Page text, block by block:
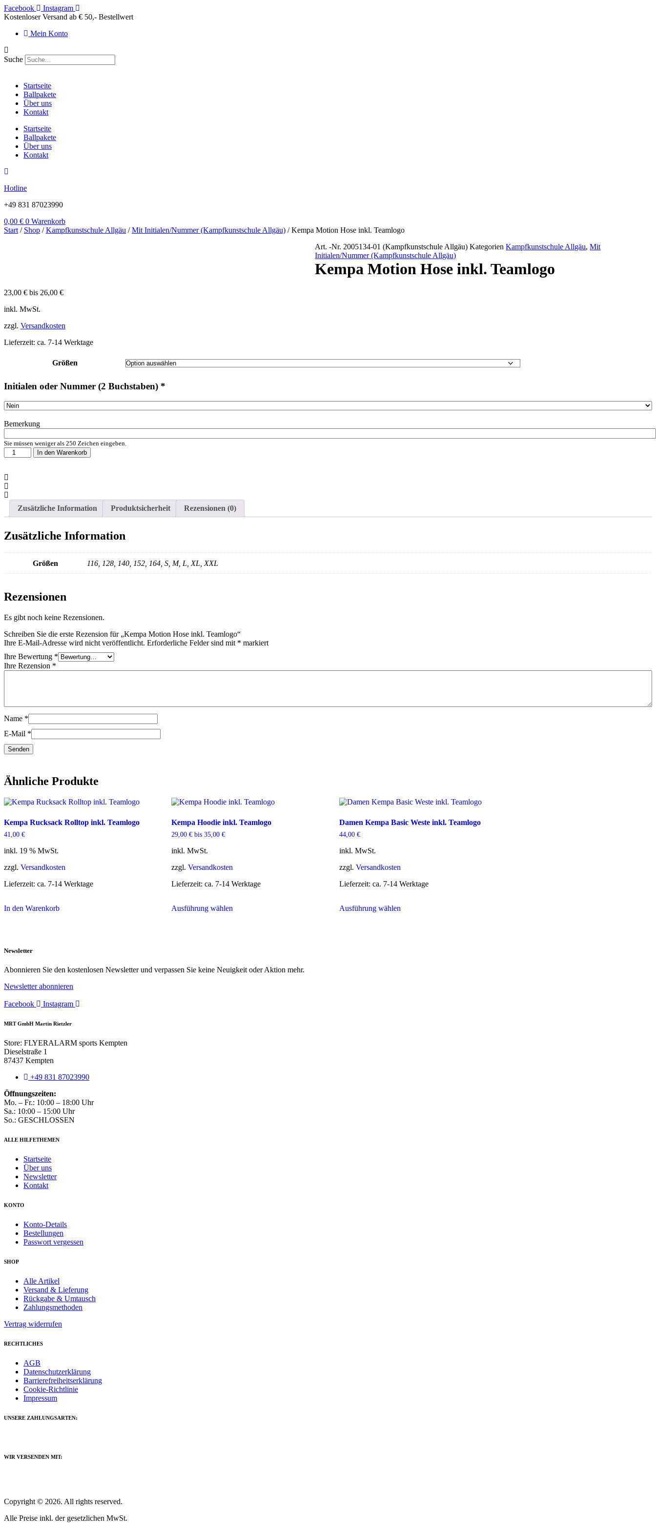
Zum
Inhalt
Facebook
Instagram
Kostenloser Versand ab € 50,- Bestellwert
Mein Konto
Suche
Startseite
Ballpakete
Über uns
Kontakt
Startseite
Ballpakete
Über uns
Kontakt
Hotline
+49 831 87023990
0,00 € 0 Warenkorb
Start / Shop /Kampfkunstschule Allgäu /Mit Initialen/Nummer (Kampfkunstschule Allgäu) / Kempa Motion Hose inkl. Teamlogo
Art. -Nr. 2005134-01 (Kampfkunstschule Allgäu)Kategorien Kampfkunstschule Allgäu,Mit
Initialen/Nummer (Kampfkunstschule Allgäu)
Kempa Motion Hose inkl. Teamlogo
23,00 € bis 26,00 €
inkl. MwSt.
zzgl. Versandkosten
Lieferzeit: ca. 7-14 Werktage
Größen
Initialen oder Nummer (2 Buchstaben) *
Bemerkung
Sie müssen weniger als 250 Zeichen eingeben.
Kempa
Motion
inkl.
Teamlogo
Menge
In den Warenkorb
Zusätzliche Information Produktsicherheit Rezensionen (0)
Zusätzliche Information
Größen 116, 128, 140, 152, 164, S, M, L, XL, XXL
Rezensionen
Es gibt noch keine Rezensionen.
Schreiben Sie die erste Rezension für „Kempa Motion Hose inkl. Teamlogo“
Ihre E-Mail-Adresse wird nicht veröffentlicht. Erforderliche Felder sind mit * markiert
Ihre Bewertung *
Ihre Rezension *
Name *
E-Mail *
Ähnliche Produkte
Kempa Rucksack Rolltop inkl. Teamlogo
41,00 €
inkl. 19 % MwSt.
zzgl. Versandkosten
Lieferzeit: ca. 7-14 Werktage
In den Warenkorb
Kempa Hoodie inkl. Teamlogo
29,00€ bis35,00€
inkl. MwSt.
zzgl.Versandkosten
Lieferzeit:ca. 7-14 Werktage
Ausführung wählenProdukt
können
Damen Kempa Basic Weste inkl. Teamlogo
44,00 €
inkl. MwSt.
zzgl. Versandkosten
Lieferzeit: ca. 7-14 Werktage
Ausführung wählenProdukt
Newsletter
Abonnieren Sie den kostenlosen Newsletter und verpassen Sie keine Neuigkeit oder Aktion mehr.
Newsletter abonnieren
Facebook Instagram
MRT GmbH Martin Rietzler
Store: FLYERALARM sports Kempten
Dieselstraße 1
87437 Kempten
+49 831 87023990
Öffnungszeiten:
Mo. – Fr.: 10:00 – 18:00 Uhr
Sa.: 10:00 – 15:00 Uhr
So.: GESCHLOSSEN
ALLE HILFETHEMEN
Startseite
Über uns
Newsletter
Kontakt
KONTO
Konto-Details
Bestellungen
Passwort vergessen
SHOP
Alle Artikel
Versand & Lieferung
Rückgabe & Umtausch
Zahlungsmethoden
Vertrag widerrufen
RECHTLICHES
AGB
Datenschutzerklärung
Barrierefreiheitserklärung
Cookie-Richtlinie
Impressum
UNSERE ZAHLUNGSARTEN:
WIR VERSENDEN MIT:
Copyright © 2026. All rights reserved.
Alle Preise inkl. der gesetzlichen MwSt.